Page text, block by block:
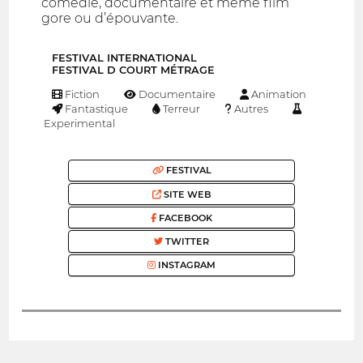
gore ou d’épouvante.
FESTIVAL INTERNATIONAL
FESTIVAL D COURT MÉTRAGE
Fiction Documentaire
Animation
Fantastique
Terreur
Autres
Experimental
FESTIVAL
SITE WEB
FACEBOOK
TWITTER
INSTAGRAM